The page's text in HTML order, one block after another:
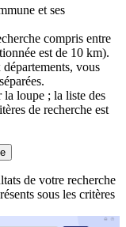
et ses
compris entre
est de 10 km).
vous
loupe ; la liste des
de recherche est
de votre recherche
sous les critères